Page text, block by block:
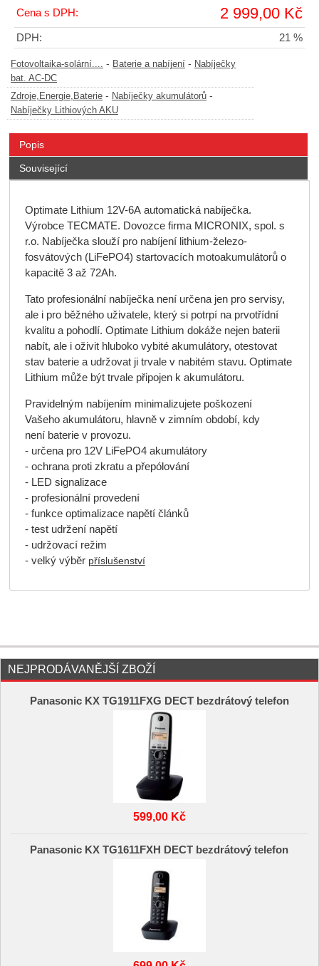
Cena s DPH: 2 999,00 Kč
DPH: 21 %
Fotovoltaika-solární.... - Baterie a nabíjení - Nabíječky
bat. AC-DC
Zdroje,Energie,Baterie - Nabíječky akumulátorů -
Nabíječky Lithiových AKU
Popis
Související
Optimate Lithium 12V-6A automatická nabíječka.
Výrobce TECMATE. Dovozce firma MICRONIX, spol. s
r.o. Nabíječkaslouží pro nabíjení lithium-železo-
fosvátových (LiFePO4) startovacích motoakumulátorůo
kapacitě 3 až 72Ah.
Tato profesionální nabíječkanení určena jen pro servisy,
ale i pro běžného uživatele, který si potrpí na prvotřídní
kvalitu a pohodlí. Optimate Lithium dokáže nejen baterii
nabít, ale i oživit hluboko vybité akumulátory, otestovat
stav bateriea udržovat ji trvale v nabitém stavu. Optimate
Lithium může být trvale připojen k akumulátoru.
Pravidelným nabíjením minimalizujete poškození
Vašeho akumulátoru, hlavně v zimním období, kdy
není bateriev provozu.
- určena pro 12V LiFePO4 akumulátory
- ochrana proti zkratu a přepólování
- LED signalizace
- profesionální provedení
- funkce optimalizace napětí článků
- test udržení napětí
- udržovací režim
- velký výběr příslušenství
NEJPRODÁVANĚJŠÍ ZBOŽÍ
Panasonic KX TG1911FXG DECT bezdrátový telefon
599,00 Kč
Panasonic KX TG1611FXH DECT bezdrátový telefon